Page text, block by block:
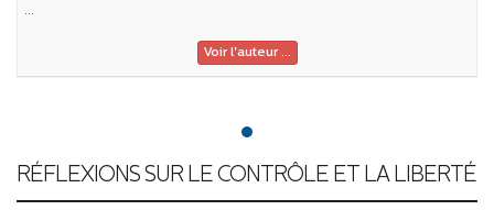
...
Voir l'auteur ...
RÉFLEXIONS SUR LE CONTRÔLE ET LA LIBERTÉ